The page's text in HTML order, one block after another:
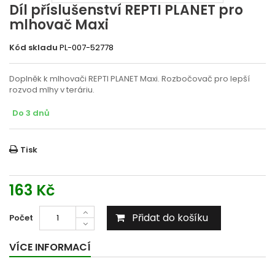
Díl příslušenství REPTI PLANET pro
mlhovač Maxi
Kód skladu PL-007-52778
Doplněk k mlhovači REPTI PLANET Maxi. Rozbočovač pro lepší
rozvod mlhy v teráriu.
Do 3 dnů
Tisk
163 Kč
Počet Přidat do košíku
VÍCE INFORMACÍ